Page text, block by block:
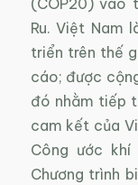
(COP20) vào
Ru. Việt Nam
triển trên thế
cáo; được
đó nhằm tiếp
cam kết của
Công ước
Chương trình